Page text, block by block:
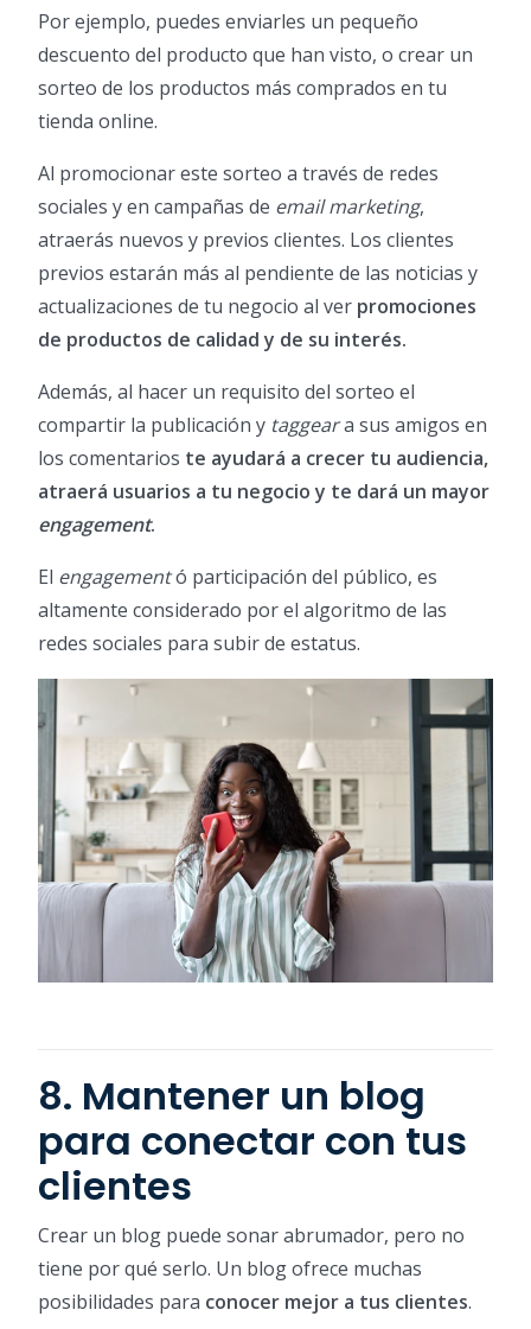
Por ejemplo, puedes enviarles un pequeño
descuento del producto que han visto, o crear un
sorteo de los productos más comprados en tu
tienda online.
Al promocionar este sorteo a través de redes
sociales y en campañas de email marketing,
atraerás nuevos y previos clientes. Los clientes
previos estarán más al pendiente de las noticias y
actualizaciones de tu negocio al ver promociones
de productos de calidad y de su interés.
Además, al hacer un requisito del sorteo el
compartir la publicación y taggeara sus amigos en
los comentarios te ayudará a crecer tu audiencia,
atraerá usuarios a tu negocio y te dará un mayor
engagement.
El engagementó participación del público, es
altamente considerado por el algoritmo de las
redes sociales para subir de estatus.
8. Mantener un blog
para conectar con tus
clientes
Crear un blog puede sonar abrumador, pero no
tiene por qué serlo. Un blog ofrece muchas
posibilidades para conocer mejor a tus clientes.